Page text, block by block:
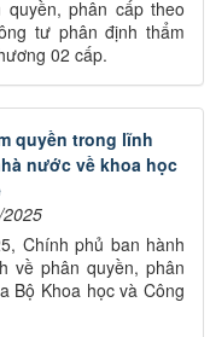
quyền, phân cấp theo
tư phân định thẩm
02 cấp.
quyền trong lĩnh
nước về khoa học
Chính phủ ban hành
về phân quyền, phân
Bộ Khoa học và Công